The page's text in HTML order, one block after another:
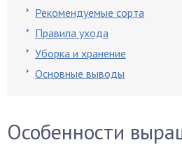
Рекомендуемые сорта
Правила ухода
Уборка и хранение
Основные выводы
Особенности